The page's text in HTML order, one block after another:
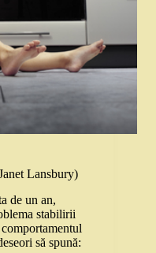
Lansbury)
de un an,
stabilirii
să spună: